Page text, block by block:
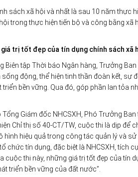
sách xã hội và nhất là sau 10 năm thực
trong thực hiện tiến bộ và công bằng
trị tốt đẹp của tín dụng chính sách xã
Biên tập Thời báo Ngân hàng, Trưởng
động, thể hiện tinh thần đoàn kết, sự
bền vững. Qua đó, góp phần lan tỏa
Giám đốc NHCSXH, Phó Trưởng
Chỉ thị số 40-CT/TW, cuộc thi là dịp để
hiệu quả trong công tác quản lý và
chức tín dụng, đặc biệt là NHCSXH, tích
thi này, những giá trị tốt đẹp của tín
triển bền vững của đất nước”.